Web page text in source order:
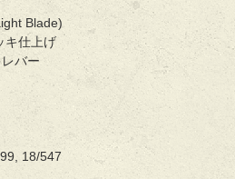
Blade)
キ仕上げ
バー
18/547